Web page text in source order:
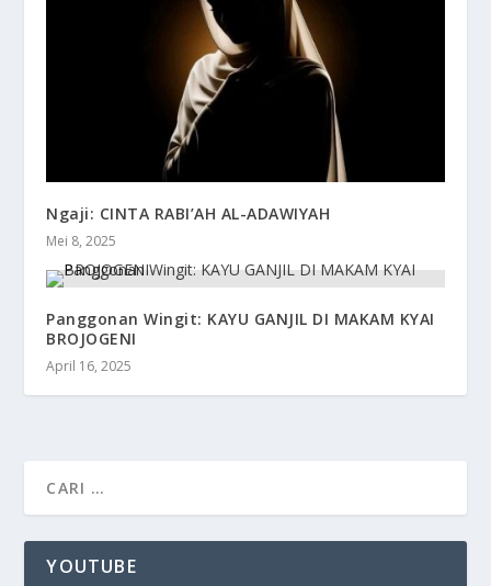
Ngaji: CINTA RABI’AH AL-ADAWIYAH
Mei 8, 2025
Panggonan Wingit: KAYU GANJIL DI MAKAM KYAI
BROJOGENI
April 16, 2025
YOUTUBE